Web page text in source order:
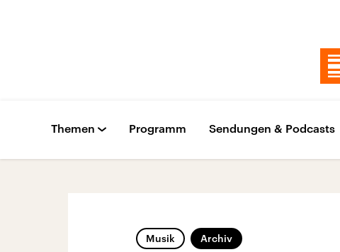
Themen Programm Sendungen & Podcasts
Musik Archiv